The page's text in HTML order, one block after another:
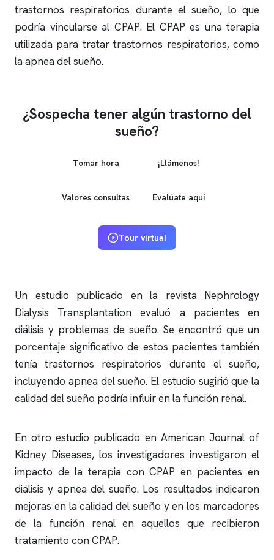
trastornos respiratorios durante el sueño, lo que
podría vincularse al CPAP. El CPAP es una terapia
utilizada para tratar trastornos respiratorios, como
laapnea del sueño.
¿Sospecha tener algún trastorno del
sueño?
Tomar hora ¡Llámenos!
Valores consultas Evalúate aquí
Tour virtual
Un estudio publicado en la revista Nephrology
Dialysis Transplantation evaluó a pacientes en
diálisis y problemas de sueño. Se encontró que un
porcentaje significativo de estos pacientes también
tenía trastornos respiratorios durante el sueño,
incluyendo apnea del sueño. El estudio sugirió que la
calidad del sueño podría influir en la función renal.
En otro estudio publicado en American Journal of
Kidney Diseases, los investigadores investigaron el
impacto de la terapia con CPAP en pacientes en
diálisis y apnea del sueño. Los resultados indicaron
mejoras en la calidad del sueño y en los marcadores
de la función renal en aquellos que recibieron
tratamiento con CPAP.